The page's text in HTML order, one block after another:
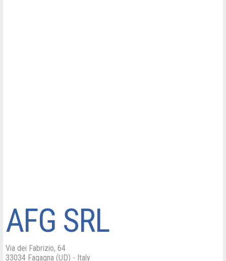
AFG SRL
Via dei Fabrizio, 64
33034 Fagagna (UD) - Italy